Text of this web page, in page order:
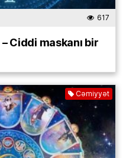
617
– Ciddi maskanı bir
Cəmiyyət